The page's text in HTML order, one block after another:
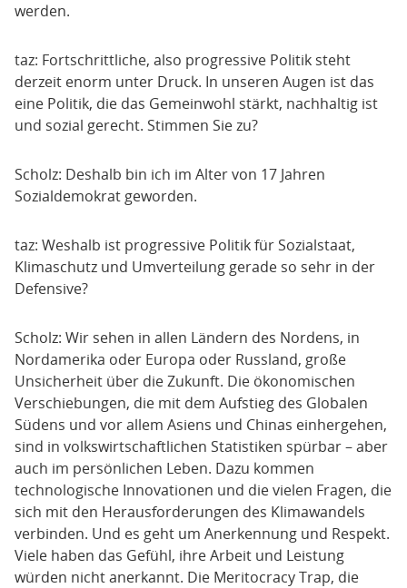
werden.
taz: Fortschrittliche, also progressive Politik steht
derzeit enorm unter Druck. In unseren Augen ist das
eine Politik, die das Gemeinwohl stärkt, nachhaltig ist
und sozial gerecht. Stimmen Sie zu?
Scholz: Deshalb bin ich im Alter von 17 Jahren
Sozialdemokrat geworden.
taz: Weshalb ist progressive Politik für Sozialstaat,
Klimaschutz und Umverteilung gerade so sehr in der
Defensive?
Scholz: Wir sehen in allen Ländern des Nordens, in
Nordamerika oder Europa oder Russland, große
Unsicherheit über die Zukunft. Die ökonomischen
Verschiebungen, die mit dem Aufstieg des Globalen
Südens und vor allem Asiens und Chinas einhergehen,
sind in volkswirtschaftlichen Statistiken spürbar – aber
auch im persönlichen Leben. Dazu kommen
technologische Innovationen und die vielen Fragen, die
sich mit den Herausforderungen des Klimawandels
verbinden. Und es geht um Anerkennung und Respekt.
Viele haben das Gefühl, ihre Arbeit und Leistung
würden nicht anerkannt. Die Meritocracy Trap, die